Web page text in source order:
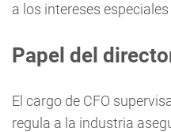
a los intereses
Papel del
El cargo de CFO
regula a la industria